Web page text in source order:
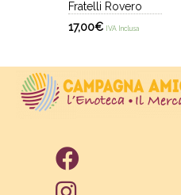
Fratelli Rovero
17,00€ IVA Inclusa